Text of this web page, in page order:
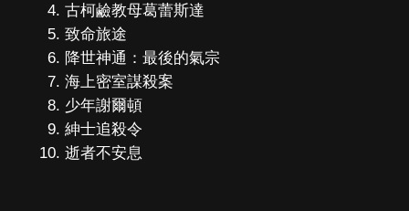
古柯鹼教母葛蕾斯達
致命旅途
降世神通：最後的氣宗
海上密室謀殺案
少年謝爾頓
紳士追殺令
逝者不安息